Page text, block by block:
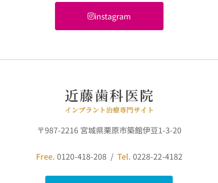
instagram
〒987-2216 宮城県栗原市築館伊豆1-3-20
Free. 0120-418-208 / Tel. 0228-22-4182